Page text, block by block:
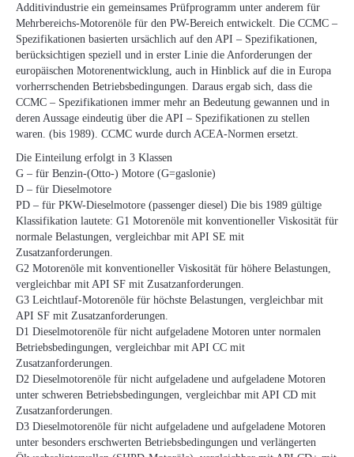
Additivindustrie ein gemeinsames Prüfprogramm unter anderem für
Mehrbereichs-Motorenöle für den PW-Bereich entwickelt. Die CCMC –
Spezifikationen basierten ursächlich auf den API – Spezifikationen,
berücksichtigen speziell und in erster Linie die Anforderungen der
europäischen Motorenentwicklung, auch in Hinblick auf die in Europa
vorherrschenden Betriebsbedingungen. Daraus ergab sich, dass die
CCMC – Spezifikationen immer mehr an Bedeutung gewannen und in
deren Aussage eindeutig über die API – Spezifikationen zu stellen
waren. (bis 1989). CCMC wurde durch ACEA-Normen ersetzt.
Die Einteilung erfolgt in 3 Klassen
G – für Benzin-(Otto-) Motore (G=gaslonie)
D – für Dieselmotore
PD – für PKW-Dieselmotore (passenger diesel) Die bis 1989 gültige
Klassifikation lautete: G1 Motorenöle mit konventioneller Viskosität für
normale Belastungen, vergleichbar mit API SE mit
Zusatzanforderungen.
G2 Motorenöle mit konventioneller Viskosität für höhere Belastungen,
vergleichbar mit API SF mit Zusatzanforderungen.
G3 Leichtlauf-Motorenöle für höchste Belastungen, vergleichbar mit
API SF mit Zusatzanforderungen.
D1 Dieselmotorenöle für nicht aufgeladene Motoren unter normalen
Betriebsbedingungen, vergleichbar mit API CC mit
Zusatzanforderungen.
D2 Dieselmotorenöle für nicht aufgeladene und aufgeladene Motoren
unter schweren Betriebsbedingungen, vergleichbar mit API CD mit
Zusatzanforderungen.
D3 Dieselmotorenöle für nicht aufgeladene und aufgeladene Motoren
unter besonders erschwerten Betriebsbedingungen und verlängerten